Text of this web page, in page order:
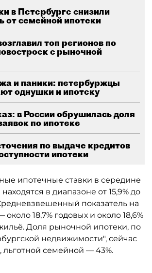
в Петербурге снизили
от семейной ипотеки
топ регионов по
с рыночной
и паники: петербуржцы
однушки и ипотеку
в России обрушилась доля
по ипотеке
по выдаче кредитов
ипотеки
ипотечные ставки в середине
в диапазоне от 15,9% до
показатель на
18,7% годовых и около 18,6%
Доля рыночной ипотеки, по
недвижимости", сейчас
льготной семейной — 43%.